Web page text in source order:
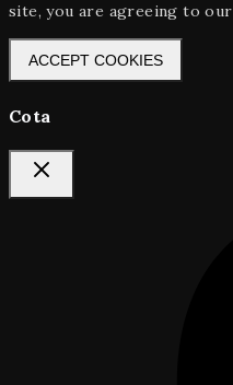
site, you are agreeing to our
ACCEPT COOKIES
Cota